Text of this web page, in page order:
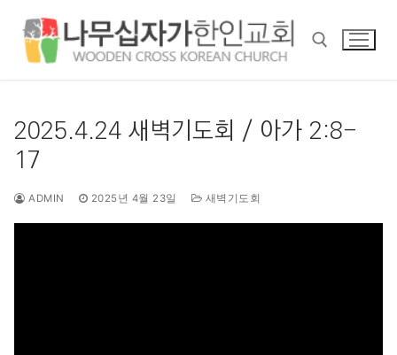
2025.4.24 새벽기도회 / 아가 2:8-
17
ADMIN 2025년 4월 23일 새벽기도회